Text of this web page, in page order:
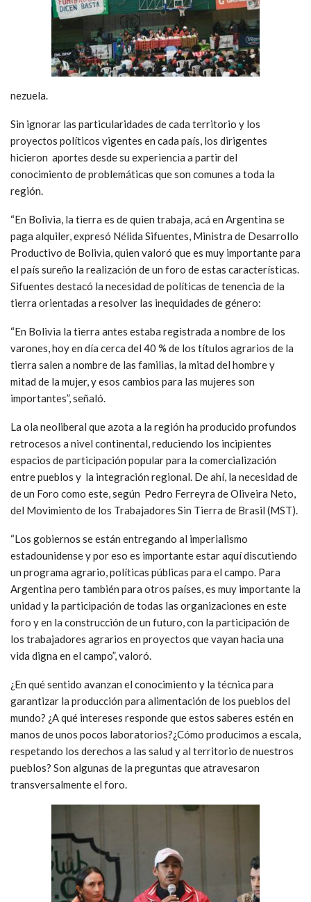
nezuela.
Sin ignorar las particularidades de cada territorio y los
proyectos políticos vigentes en cada país, los dirigentes
hicieron aportes desde su experiencia a partir del
conocimiento de problemáticas que son comunes a toda la
región.
“En Bolivia, la tierra es de quien trabaja, acá en Argentina se
paga alquiler, expresó Nélida Sifuentes, Ministra de Desarrollo
Productivo de Bolivia, quien valoró que es muy importante para
el país sureño la realización de un foro de estas características.
Sifuentes destacó la necesidad de políticas de tenencia de la
tierra orientadas a resolver las inequidades de género:
“En Bolivia la tierra antes estaba registrada a nombre de los
varones, hoy en día cerca del 40 % de los títulos agrarios de la
tierra salen a nombre de las familias, la mitad del hombre y
mitad de la mujer, y esos cambios para las mujeres son
importantes”, señaló.
La ola neoliberal que azota a la región ha producido profundos
retrocesos a nivel continental, reduciendo los incipientes
espacios de participación popular para la comercialización
entre pueblos y la integración regional. De ahí, la necesidad de
de un Foro como este, según Pedro Ferreyra de Oliveira Neto,
del Movimiento de los Trabajadores Sin Tierra de Brasil (MST).
“Los gobiernos se están entregando al imperialismo
estadounidense y por eso es importante estar aquí discutiendo
un programa agrario, políticas públicas para el campo. Para
Argentina pero también para otros países, es muy importante la
unidad y la participación de todas las organizaciones en este
foro y en la construcción de un futuro, con la participación de
los trabajadores agrarios en proyectos que vayan hacia una
vida digna en el campo”, valoró.
¿En qué sentido avanzan el conocimiento y la técnica para
garantizar la producción para alimentación de los pueblos del
mundo? ¿A qué intereses responde que estos saberes estén en
manos de unos pocos laboratorios?¿Cómo producimos a escala,
respetando los derechos a las salud y al territorio de nuestros
pueblos? Son algunas de la preguntas que atravesaron
transversalmente el foro.